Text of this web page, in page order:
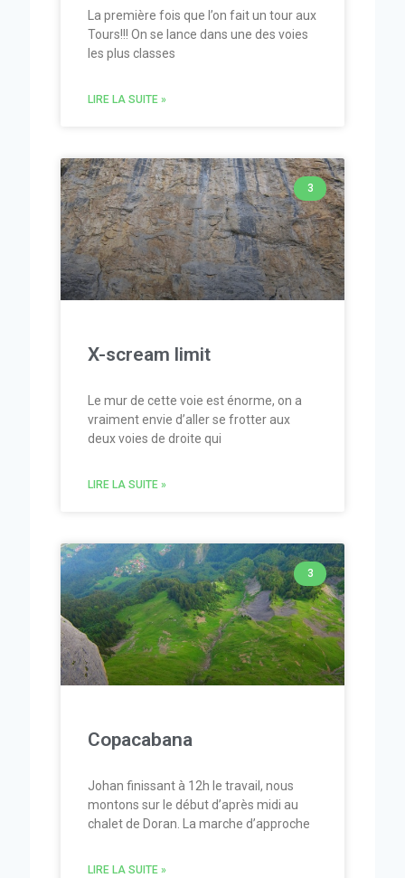
La première fois que l’on fait un tour aux
Tours!!! On se lance dans une des voies
les plus classes
LIRE LA SUITE »
3
X-scream limit
Le mur de cette voie est énorme, on a
vraiment envie d’aller se frotter aux
deux voies de droite qui
LIRE LA SUITE »
3
Copacabana
Johan finissant à 12h le travail, nous
montons sur le début d’après midi au
chalet de Doran. La marche d’approche
LIRE LA SUITE »